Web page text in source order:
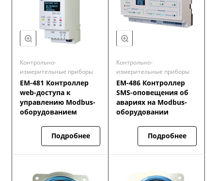
Контрольно-
измерительные приборы
ЕМ-481 Контроллер
web-доступа к
управлению Modbus-
оборудованием
Подробнее
Контрольно-
измерительные приборы
ЕМ-486 Контроллер
SMS-оповещения об
авариях на Modbus-
оборудовании
Подробнее